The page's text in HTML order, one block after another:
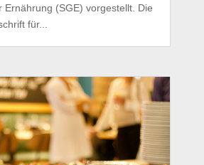
Ernährung (SGE) vorgestellt. Die
für...